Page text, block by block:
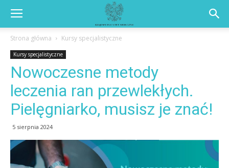
Strona główna Kursy specjalistyczne
Kursy specjalistyczne
Nowoczesne metody
leczenia ran przewlekłych.
Pielęgniarko, musisz je znać!
5 sierpnia 2024